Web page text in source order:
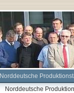
Norddeutsche
Norddeutsche